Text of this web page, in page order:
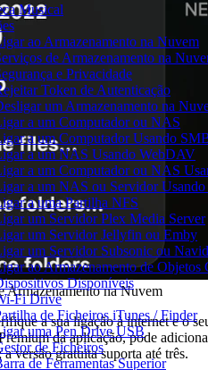
Musical
ao Armazenamento na Nuvem
de Armazenamento na
e Privacidade
Token de Autenticação
um Armazenamento na
a um Computador ou NAS
a um Computador Usando
a um NAS Usando WebDAV
a um Computador ou NAS
a um NAS ou Servidor
a uma Partilha NFS
um Servidor Plex Media Server
um Servidor Jellyfin ou Emby
um Servidor Subsonic ou
ao Armazenamento de Objetos
Disponíveis
Fi Drive
de Ficheiros iTunes / Finder
uma Pen Drive USB
de Ficheiros
de Ferramentas Superior
Armazenamento na Nuvem
a sua ligação à internet e o
da aplicação, pode
versão gratuita suporta até três.